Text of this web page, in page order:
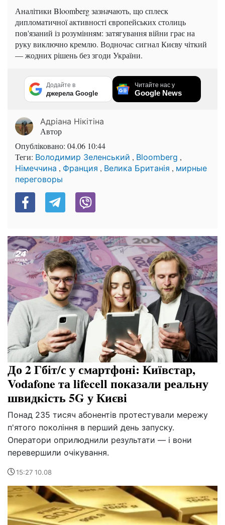
Аналітики Bloomberg зазначають, що сплеск
дипломатичної активності європейських столиць
пов'язаний із розумінням: затягування війни грає на
руку виключно кремлю. Водночас сигнал Києву чіткий
— жодних рішень без згоди України.
Додайте в
джерела Google
Читайте нас у
Google News
Адріана Нікітіна
Автор
Опубліковано: 04.06 10:44
Теги: Володимир Зеленський , Bloomberg ,
Німеччина , Франция , Велика Британія , мирные
переговоры
До 2 Гбіт/с у смартфоні: Київстар,
Vodafone та lifecell показали реальну
швидкість 5G у Києві
Понад 235 тисяч абонентів протестували мережу
п'ятого покоління в перший день запуску.
Оператори оприлюднили результати — і вони
перевершили очікування.
15:27 10.08